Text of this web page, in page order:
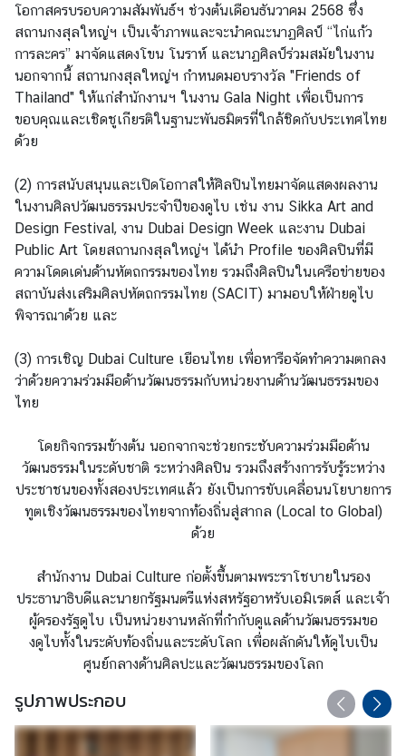
ว
า
ร
ส
า
ร
อ
น
ไ
ล
น์
ก
ร
ก
า
ง
สุ
ล
า
ม
สั
ม
น
ธ์
ไ
โอกาสครบรอบความสัมพันธ์ฯ ช่วงต้นเดือนธันวาคม 2568 ซึ่ง
สถานกงสุลใหญ่ฯ เป็นเจ้าภาพและจะนำคณะนาฏศิลป์ “ไก่แก้ว
การละคร” มาจัดแสดงโขน โนราห์ และนาฏศิลป์ร่วมสมัยในงาน
นอกจากนี้ สถานกงสุลใหญ่ฯ กำหนดมอบรางวัล "Friends of
Thailand" ให้แก่สำนักงานฯ ในงาน Gala Night เพื่อเป็นการ
ขอบคุณและเชิดชูเกียรติในฐานะพันธมิตรที่ใกล้ชิดกับประเทศไทย
ด้วย
(2) การสนับสนุนและเปิดโอกาสให้ศิลปินไทยมาจัดแสดงผลงาน
ในงานศิลปวัฒนธรรมประจำปีของดูไบ เช่น งาน Sikka Art and
Design Festival, งาน Dubai Design Week และงาน Dubai
Public Art โดยสถานกงสุลใหญ่ฯ ได้นำ Profile ของศิลปินที่มี
ความโดดเด่นด้านหัตถกรรมของไทย รวมถึงศิลปินในเครือข่ายของ
สถาบันส่งเสริมศิลปหัตถกรรมไทย (SACIT) มามอบให้ฝ่ายดูไบ
พิจารณาด้วย และ
(3) การเชิญ Dubai Culture เยือนไทย เพื่อหารือจัดทำความตกลง
ว่าด้วยความร่วมมือด้านวัฒนธรรมกับหน่วยงานด้านวัฒนธรรมของ
ไทย
โดยกิจกรรมข้างต้น นอกจากจะช่วยกระชับความร่วมมือด้าน
วัฒนธรรมในระดับชาติ ระหว่างศิลปิน รวมถึงสร้างการรับรู้ระหว่าง
ประชาชนของทั้งสองประเทศแล้ว ยังเป็นการขับเคลื่อนนโยบายการ
ทูตเชิงวัฒนธรรมของไทยจากท้องถิ่นสู่สากล (Local to Global)
ด้วย
สำนักงาน Dubai Culture ก่อตั้งขึ้นตามพระราโชบายในรอง
ประธานาธิบดีและนายกรัฐมนตรีแห่งสหรัฐอาหรับเอมิเรตส์ และเจ้า
ผู้ครองรัฐดูไบ เป็นหน่วยงานหลักที่กำกับดูแลด้านวัฒนธรรมขอ
งดูไบทั้งในระดับท้องถิ่นและระดับโลก เพื่อผลักดันให้ดูไบเป็น
ศูนย์กลางด้านศิลปะและวัฒนธรรมของโลก
รูปภาพประกอบ